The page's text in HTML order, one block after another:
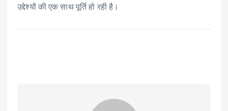
उद्देश्यों की एक साथ पूर्ति हो रही है।